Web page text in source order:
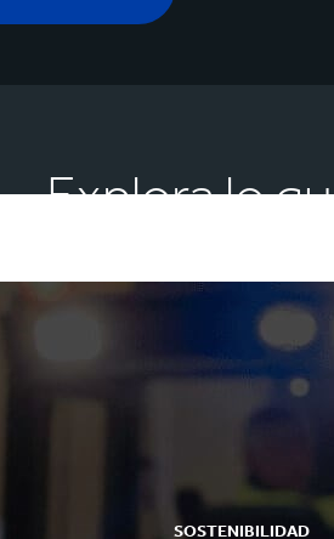
Explora lo
SOSTENIBILIDAD